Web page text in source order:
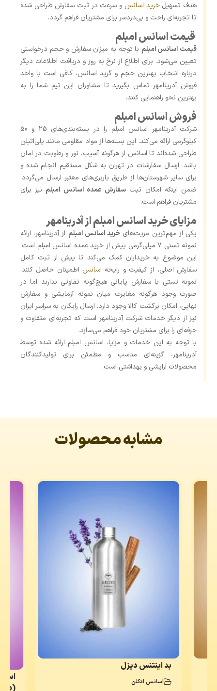
هدف تسهیلخرید اسانس و سرعت در ثبت سفارش طراحی شده
تا تجربه‌ای راحت و بی‌دردسر برای مشتریان فراهم گردد.
قیمت اسانس امبلم
قیمت اسانس امبلم با توجه به میزان سفارش و حجم درخواستی
تعیین می‌شود. برای اطلاع از نرخ به‌ روز و دریافت اطلاعات دیگر
درباره انتخاب بهترین حجم و گرید اسانس، کافی است با واحد
فروش آدرینامهر تماس بگیرید تا مشاوران این تیم شما را به
بهترین نحو راهنمایی کنند.
فروش اسانس امبلم
شرکت آدرینامهر اسانس امبلم را در بسته‌بندی‌های 25 و 50
کیلوگرمی ارائه می‌کند. این بسته‌ها از مواد مقاومی مانند پلی‌اتیلن
طراحی شده‌اند تا اسانس از هرگونه آسیب، نور و رطوبت در امان
باشد. ارسال سفارشات در تهران به شکل مستقیم انجام شده و
برای سایر شهرستان‌ها از طریق باربری‌های معتبر ارسال می‌گردد.
ضمن اینکه امکان ثبت سفارش عمده اسانس امبلم نیز برای
مشتریان فراهم است.
مزایای خرید اسانس امبلم از آدرینامهر
یکی از مهم‌ترین مزیت‌های خرید اسانس امبلم از آدرینامهر، ارائه
نمونه تستی 7 میلی‌گرمی پیش از خرید عمده اسانس امبلم است.
این موضوع به خریداران کمک می‌کند تا پیش از ثبت کامل
سفارش اصلی، از کیفیت و رایحه اسانس اطمینان حاصل کنند.
نمونه تستی با سفارش پایانی هیچ‌گونه تفاوتی ندارند اما در
صورت وجود هرگونه مغایرت میان نمونه آزمایشی و سفارش
نهایی، امکان برگشت کالا وجود دارد. ارسال رایگان به سراسر ایران
نیز از دیگر خدمات شرکت آدرینامهر است که تجربه‌ای متفاوت و
حرفه‌ای را برای مشتریان خود فراهم می‌سازد.
با توجه به این خدمات و مزایا، اسانس امبلم ارائه شده توسط
آدرینامهر، گزینه‌ای مناسب و مطمئن برای تولیدکنندگان
محصولات آرایشی و بهداشتی است.
مشابه محصولات
بد اینتنس دیزل
اسانس‌ ادکلن